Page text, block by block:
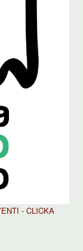
- CLICKA